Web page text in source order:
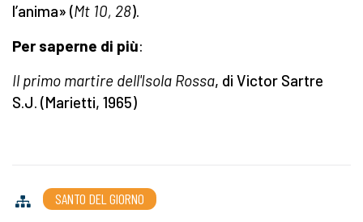
l’anima» (Mt 10, 28).
Per saperne di più:
Il primo martire dell'Isola Rossa, di Victor Sartre
S.J. (Marietti, 1965)
SANTO DEL GIORNO